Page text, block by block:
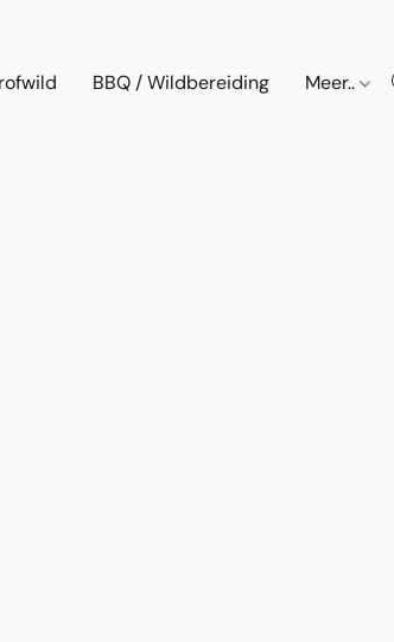
BBQ / Wildbereiding Meer..